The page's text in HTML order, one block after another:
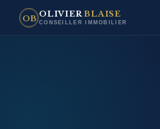
OB OLIVIERBLAISE
CONSEILLER IMMOBILIER